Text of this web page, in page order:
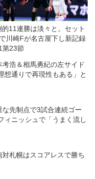
的11連勝は淡々と。セット
川崎Fが名古屋下し新記録
23節
考浩＆相馬勇紀の左サイド
想通りで再現性もある」と
な先制点で3試合連続ゴー
ィニッシュで「うまく流し
札幌はスコアレスで勝ち